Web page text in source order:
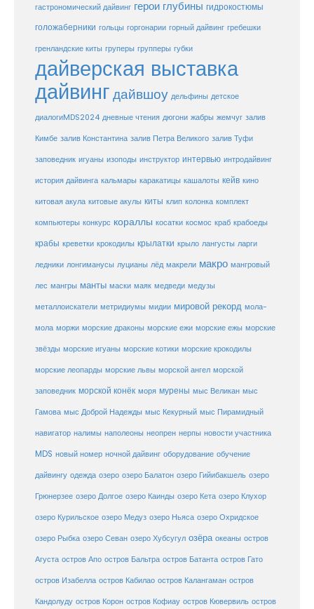
гастрономический дайвинг герои глубины гидрокостюмы
голожаберники гольцы горгонарии горный дайвинг гребешки
гренландские киты груперы групперы губки
дайверская выставка
дайвингдайвшоу дельфины детское
диалогиMDS2024 дневные чтения дюгони жабры жемчуг залив
Кимбе залив Константина залив Петра Великого залив Туфи
заповедник игуаны изоподы инструктор интервью интродайвинг
история дайвинга кальмары каракатицы кашалоты кейв кино
китовая акула китовые акулы киты клип колонка комплект
компьютеры конкурс кораллы косатки космос краб крабоеды
крабы креветки крокодилы крылатки крыло лангусты ларги
ледники лонгиманусы луцианы лёд макрели макро мангровый
лес мангры манты маски маяк медведи медузы
металлоискатели метридиумы мидии мировой рекорд мола-
мола моржи морские драконы морские ежи морские ежы морские
звёзды морские игуаны морские котики морские крокодилы
морские леопарды морские львы морской ангел морской
заповедник морской конёк моря мурены мыс Великан мыс
Гамова мыс Доброй Надежды мыс Кекурный мыс Пирамидный
навигатор налимы наполеоны неопрен нерпы новости участника
MDS новый номер ночной дайвинг оборудование обучение
дайвингу одежда озеро озеро Балатон озеро Гийибакшель озеро
Грюнерзее озеро Долгое озеро Каинды озеро Кета озеро Клухор
озеро Курильское озеро Медуз озеро Ньяса озеро Охридское
озеро Рыбка озеро Севан озеро Хубсугул озёра океаны остров
Агуста остров Апо остров Бальтра остров Батанта остров Гато
остров Изабелла остров Кабилао остров Калангаман остров
Кандолуду остров Корон остров Кофиау остров Кювервиль остров